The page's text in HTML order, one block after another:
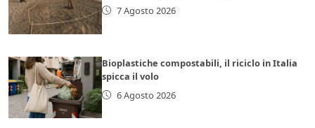
7 Agosto 2026
Bioplastiche compostabili, il riciclo in Italia
spicca il volo
6 Agosto 2026